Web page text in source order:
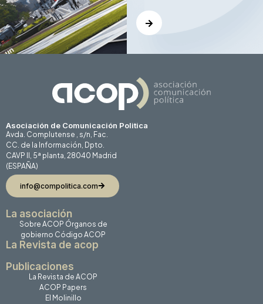
Asociación de Comunicación Politica
Avda. Complutense , s/n, Fac.
CC. de la Información, Dpto.
CAVP II, 5ª planta, 28040 Madrid
(ESPAÑA)
info@compolitica.com
La asociación
Sobre ACOP Órganos de
gobierno Código ACOP
La Revista de acop
Publicaciones
La Revista de ACOP
ACOP Papers
El Molinillo